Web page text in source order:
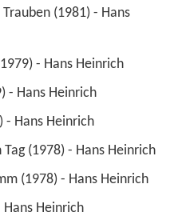
- Hans Heinrich
- Hans Heinrich
- Hans Heinrich
(1978) - Hans Heinrich
(1978) - Hans Heinrich
Heinrich